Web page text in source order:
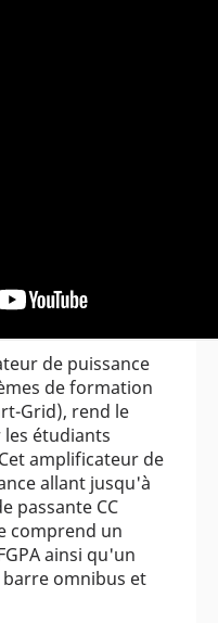
de puissance
de formation
Grid), rend le
étudiants
amplificateur de
allant jusqu'à
passante CC
comprend un
ainsi qu'un
omnibus et